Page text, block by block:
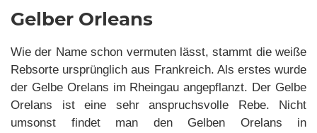
Alkoholfreies
Angebote
Gelber Orleans
Wie der Name schon vermuten lässt, stammt die weiße
Rebsorte ursprünglich aus Frankreich. Als erstes wurde
der Gelbe Orelans im Rheingau angepflanzt. Der Gelbe
Orelans ist eine sehr anspruchsvolle Rebe. Nicht
umsonst findet man den Gelben Orelans in